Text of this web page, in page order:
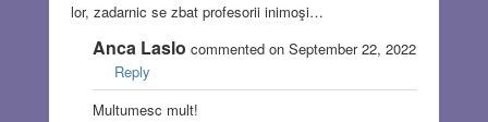
lor, zadarnic se zbat profesorii inimoşi…
Anca Laslo commented on September 22, 2022
Reply
Multumesc mult!